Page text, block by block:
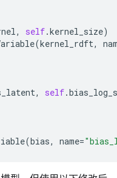
, self.kernel_size)
(kernel_rdft,
, self.
(bias, name=